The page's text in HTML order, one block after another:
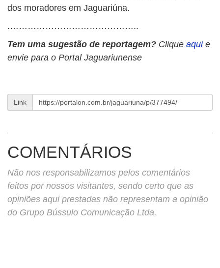
dos moradores em Jaguariúna.
.……………………………………..
Tem uma sugestão de reportagem? Clique aqui e
envie para o Portal Jaguariunense
Link
COMENTÁRIOS
Não nos responsabilizamos pelos comentários
feitos por nossos visitantes, sendo certo que as
opiniões aqui prestadas não representam a opinião
do Grupo Bússulo Comunicação Ltda.